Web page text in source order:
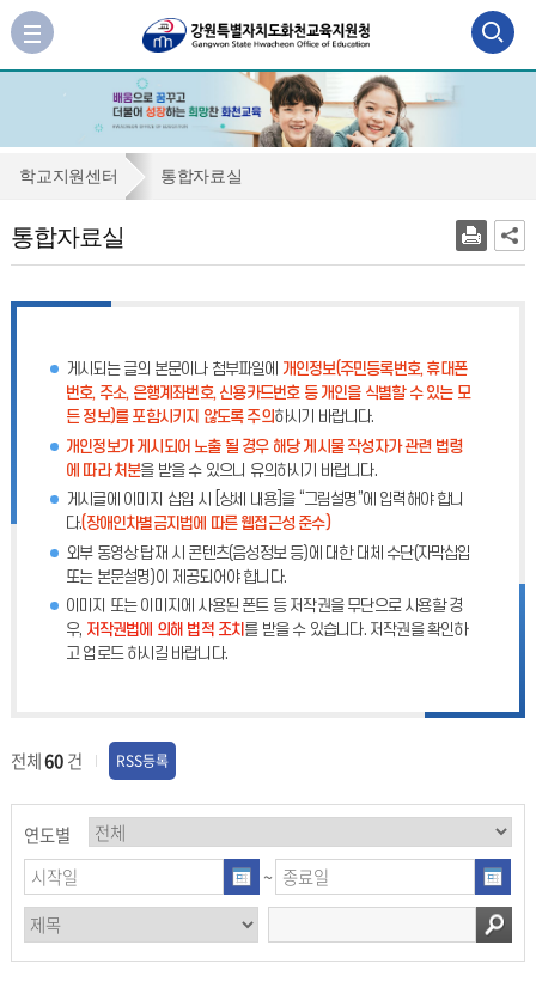
검
색
역
기
사
이
로
가
통
자
학교지원센터 통합자료실
통합자료실
게시되는 글의 본문이나 첨부파일에 개인정보(주민등록번호, 휴대폰
번호, 주소, 은행계좌번호, 신용카드번호 등 개인을 식별할 수 있는 모
든 정보)를 포함시키지 않도록 주의하시기 바랍니다.
개인정보가 게시되어 노출 될 경우 해당 게시물 작성자가 관련 법령
에 따라 처분을 받을 수 있으니 유의하시기 바랍니다.
게시글에 이미지 삽입 시 [상세 내용]을 “그림설명”에 입력해야 합니
다.(장애인차별금지법에 따른 웹접근성 준수)
외부 동영상 탑재 시 콘텐츠(음성정보 등)에 대한 대체 수단(자막삽입
또는 본문설명)이 제공되어야 합니다.
이미지 또는 이미지에 사용된 폰트 등 저작권을 무단으로 사용할 경
우, 저작권법에 의해 법적 조치 를 받을 수 있습니다. 저작권을 확인하
고 업로드 하시길 바랍니다.
전체60건 RSS등록
연도별
~